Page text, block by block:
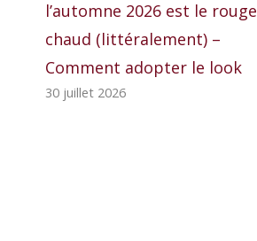
l’automne 2026 est le rouge
chaud (littéralement) –
Comment adopter le look
30 juillet 2026